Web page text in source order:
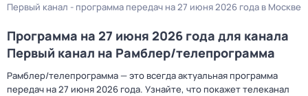
Первый канал - программа передач на 27 июня 2026 года в Москве
Программа на 27 июня 2026 года для канала
Первый канал на Рамблер/телепрограмма
Рамблер/телепрограмма — это всегда актуальная программа
передач на 27 июня 2026 года. Узнайте, что покажет телеканал